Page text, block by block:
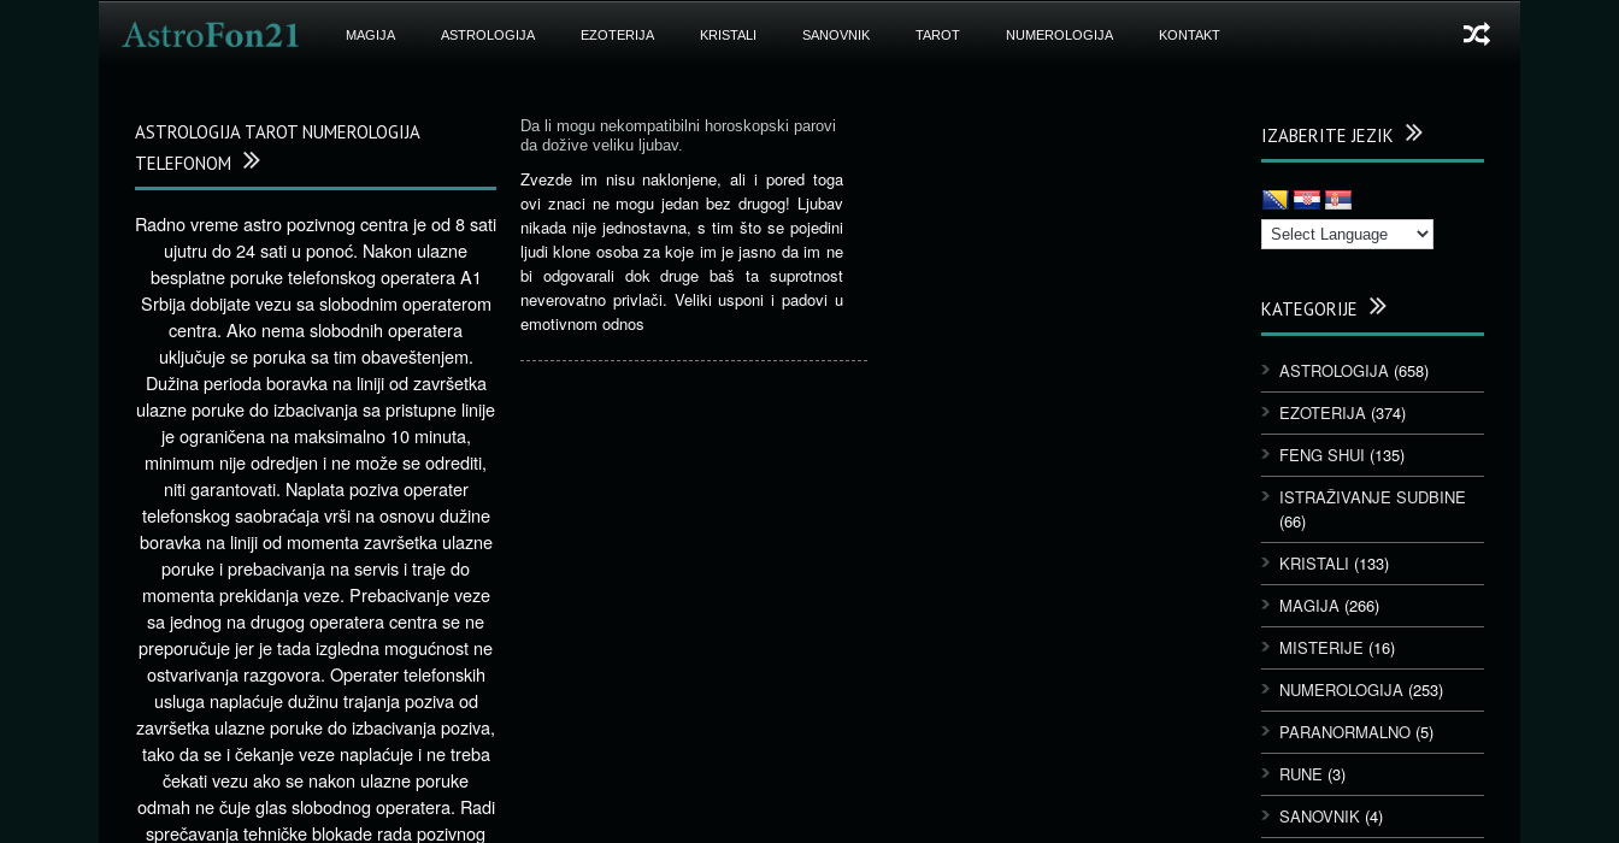
MAGIJA ASTROLOGIJA EZOTERIJA KRISTALI SANOVNIK TAROT NUMEROLOGIJA KONTAKT
Da li mogu nekompatibilni horoskopski parovi
da dožive veliku ljubav.
Zvezde im nisu naklonjene, ali i pored toga
ovi znaci ne mogu jedan bez drugog! Ljubav
nikada nije jednostavna, s tim što se pojedini
ljudi klone osoba za koje im je jasno da im ne
bi odgovarali dok druge baš ta suprotnost
neverovatno privlači. Veliki usponi i padovi u
emotivnom odnos
IZABERITE JEZIK
KATEGORIJE
ASTROLOGIJA (658)
EZOTERIJA (374)
FENG SHUI (135)
ISTRAŽIVANJE SUDBINE
(66)
KRISTALI (133)
MAGIJA (266)
MISTERIJE (16)
NUMEROLOGIJA (253)
PARANORMALNO (5)
RUNE (3)
SANOVNIK (4)
ASTROLOGIJA TAROT NUMEROLOGIJA
TELEFONOM
Radno vreme astro pozivnog centra je od 8 sati
ujutru do 24 sati u ponoć. Nakon ulazne
besplatne poruke telefonskog operatera A1
Srbija dobijate vezu sa slobodnim operaterom
centra. Ako nema slobodnih operatera
uključuje se poruka sa tim obaveštenjem.
Dužina perioda boravka na liniji od završetka
ulazne poruke do izbacivanja sa pristupne linije
je ograničena na maksimalno 10 minuta,
minimum nije odredjen i ne može se odrediti,
niti garantovati. Naplata poziva operater
telefonskog saobraćaja vrši na osnovu dužine
boravka na liniji od momenta završetka ulazne
poruke i prebacivanja na servis i traje do
momenta prekidanja veze. Prebacivanje veze
sa jednog na drugog operatera centra se ne
preporučuje jer je tada izgledna mogućnost ne
ostvarivanja razgovora. Operater telefonskih
usluga naplaćuje dužinu trajanja poziva od
završetka ulazne poruke do izbacivanja poziva,
tako da se i čekanje veze naplaćuje i ne treba
čekati vezu ako se nakon ulazne poruke
odmah ne čuje glas slobodnog operatera. Radi
sprečavanja tehničke blokade rada pozivnog